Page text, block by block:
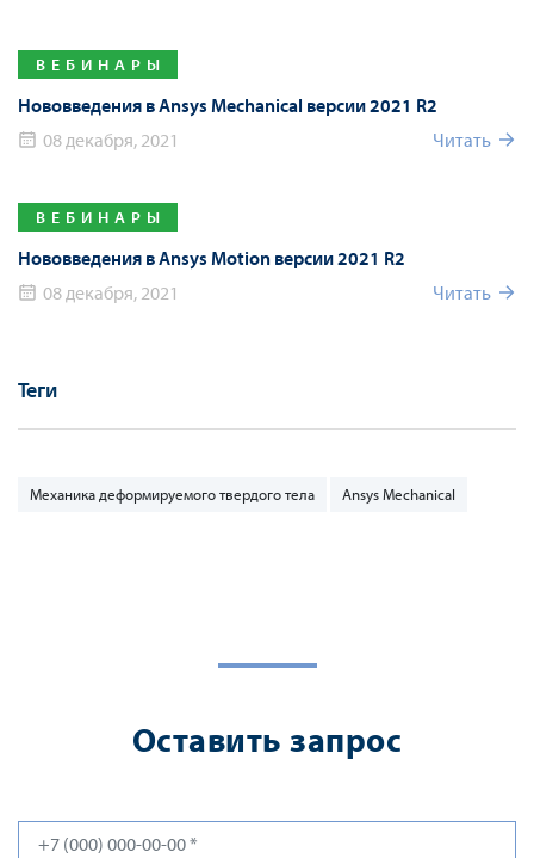
ВЕБИНАРЫ
Нововведения в Ansys Mechanical версии 2021 R2
08 декабря, 2021
Читать
ВЕБИНАРЫ
Нововведения в Ansys Motion версии 2021 R2
08 декабря, 2021
Читать
Теги
Механика деформируемого твердого тела Ansys Mechanical
Оставить запрос